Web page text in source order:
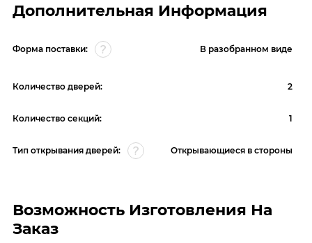
Дополнительная Информация
Форма поставки: В разобранном виде
Количество дверей: 2
Количество секций: 1
Тип открывания дверей: Открывающиеся в стороны
Возможность Изготовления На
Заказ